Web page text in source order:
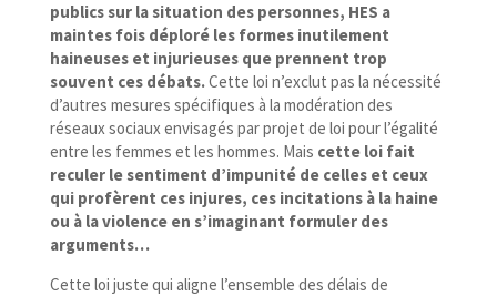
publics sur la situation des personnes, HES a
maintes fois déploré les formes inutilement
haineuses et injurieuses que prennent trop
souvent ces débats.Cette loi n’exclut pas la nécessité
d’autres mesures spécifiques à la modération des
réseaux sociaux envisagés par projet de loi pour l’égalité
entre les femmes et les hommes. Mais cette loi fait
reculer le sentiment d’impunité de celles et ceux
qui profèrent ces injures, ces incitations à la haine
ou à la violence en s’imaginant formuler des
arguments…
Cette loi juste qui aligne l’ensemble des délais de